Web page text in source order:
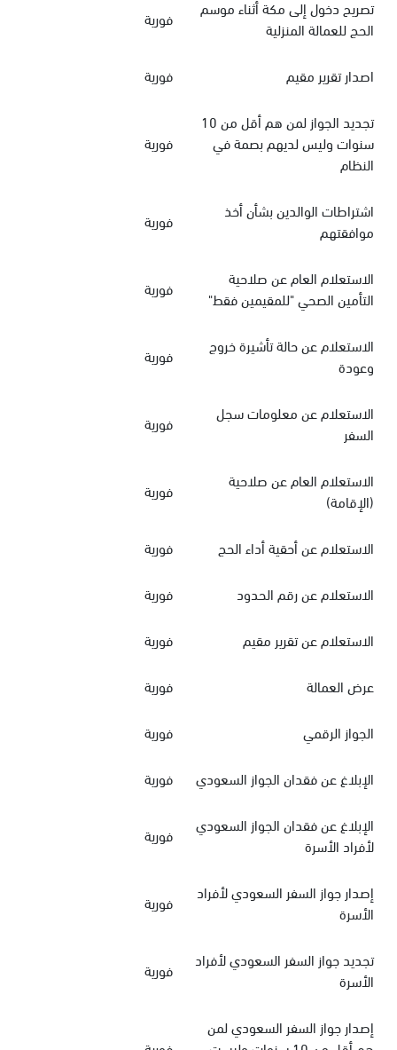
تصريح دخول إلى مكة أثناء موسم
الحج للعمالة المنزلية
فورية
اصدار تقرير مقيم
فورية
تجديد الجواز لمن هم أقل من 10
سنوات وليس لديهم بصمة في
النظام
فورية
اشتراطات الوالدين بشأن أخذ
موافقتهم
فورية
الاستعلام العام عن صلاحية
التأمين الصحي "للمقيمين فقط"
فورية
الاستعلام عن حالة تأشيرة خروج
وعودة
فورية
الاستعلام عن معلومات سجل
السفر
فورية
الاستعلام العام عن صلاحية
(الإقامة)
فورية
الاستعلام عن أحقية أداء الحج
فورية
الاستعلام عن رقم الحدود
فورية
الاستعلام عن تقرير مقيم
فورية
عرض العمالة
فورية
الجواز الرقمي
فورية
الإبلاغ عن فقدان الجواز السعودي
فورية
الإبلاغ عن فقدان الجواز السعودي
لأفراد الأسرة
فورية
‏إصدار جواز السفر السعودي‏‏ لأفراد
الأسرة
فورية
‏تجديد جواز السفر السعودي‏ لأفراد
الأسرة
فورية
إصدار جواز السفر السعودي لمن